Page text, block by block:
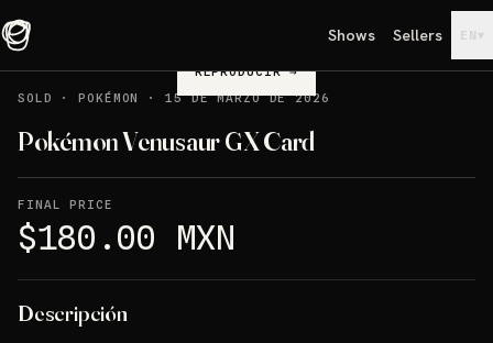
Shows Sellers EN ▾
REPRODUCIR→
SOLD
·POKÉMON · 15 DE MARZO DE 2026
Pokémon Venusaur GX Card
FINAL PRICE
$180.00 MXN
Descripción